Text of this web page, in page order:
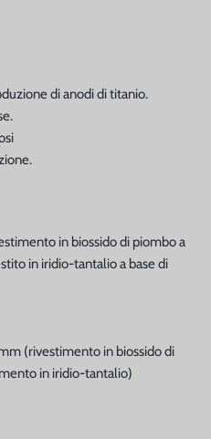
di anodi di titanio.
in biossido di piombo a
in iridio-tantalio a base di
(rivestimento in biossido di
in iridio-tantalio)